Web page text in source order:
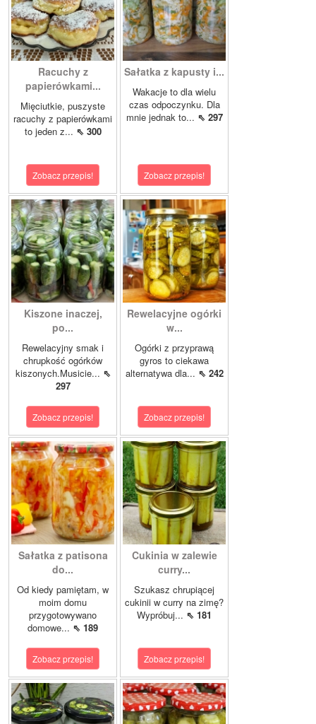
Racuchy z
papierówkami...
Mięciutkie, puszyste
racuchy z papierówkami
to jeden z... ⇖ 300
Zobacz przepis!
Sałatka z kapusty i...
Wakacje to dla wielu
czas odpoczynku. Dla
mnie jednak to... ⇖ 297
Zobacz przepis!
Kiszone inaczej,
po...
Rewelacyjny smak i
chrupkość ogórków
kiszonych.Musicie... ⇖
297
Zobacz przepis!
Rewelacyjne ogórki
w...
Ogórki z przyprawą
gyros to ciekawa
alternatywa dla... ⇖ 242
Zobacz przepis!
Sałatka z patisona
do...
Od kiedy pamiętam, w
moim domu
przygotowywano
domowe... ⇖ 189
Zobacz przepis!
Cukinia w zalewie
curry...
Szukasz chrupiącej
cukinii w curry na zimę?
Wypróbuj... ⇖ 181
Zobacz przepis!